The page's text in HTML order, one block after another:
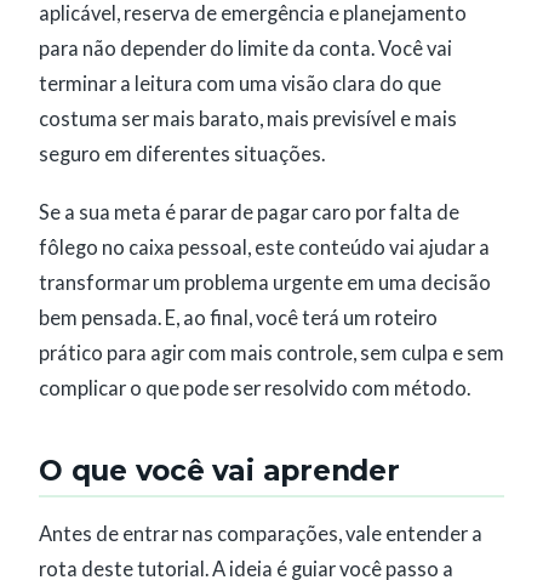
aplicável, reserva de emergência e planejamento
para não depender do limite da conta. Você vai
terminar a leitura com uma visão clara do que
costuma ser mais barato, mais previsível e mais
seguro em diferentes situações.
Se a sua meta é parar de pagar caro por falta de
fôlego no caixa pessoal, este conteúdo vai ajudar a
transformar um problema urgente em uma decisão
bem pensada. E, ao final, você terá um roteiro
prático para agir com mais controle, sem culpa e sem
complicar o que pode ser resolvido com método.
O que você vai aprender
Antes de entrar nas comparações, vale entender a
rota deste tutorial. A ideia é guiar você passo a